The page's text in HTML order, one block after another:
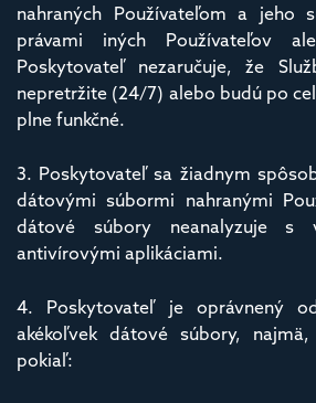
nahraných Používateľom a jeho
právami iných Používateľov
Poskytovateľ nezaručuje, že
nepretržite (24/7) alebo budú po
plne funkčné.
3. Poskytovateľ sa žiadnym
dátovými súbormi nahranými
dátové súbory neanalyzuje s
antivírovými aplikáciami.
4. Poskytovateľ je oprávnený
akékoľvek dátové súbory,
pokiaľ: